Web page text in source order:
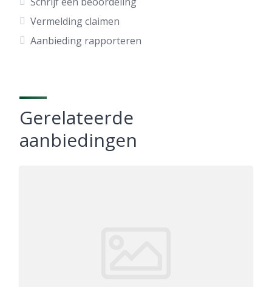
Vermelding claimen
Aanbieding rapporteren
Gerelateerde
aanbiedingen